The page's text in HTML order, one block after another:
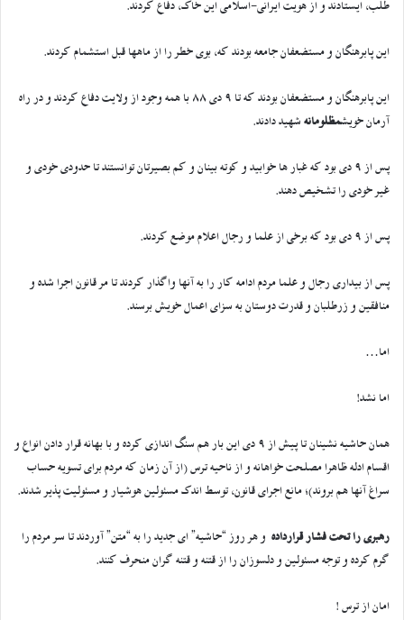
طلب، ایستادند و از هویت ایرانی-اسلامی این خاک، دفاع کردند.
این پابرهنگان و مستضعفان جامعه بودند که، بوی خطر را از ماهها قبل استشمام کردند.
این پابرهنگان و مستضعفان بودند که تا 9 دی 88 با همه وجود از ولایت دفاع کردند و در راه
آرمان خویشمظلومانه شهید دادند.
پس از 9 دی بود که غبار ها خوابید و کوته بینان و کم بصیرتان توانستند تا حدودی خودی و
غیر خودی را تشخیص دهند.
پس از 9 دی بود که برخی از علما و رجال اعلام موضع کردند.
پس از بیداری رجال و علما مردم ادامه کار را به آنها واگذار کردند تا مر قانون اجرا شده و
منافقین و زرطلبان و قدرت دوستان به سزای اعمال خویش برسند.
اما…
اما نشد!
همان حاشیه نشینان تا پیش از 9 دی این بار هم سنگ اندازی کرده و با بهانه قرار دادن انواع و
اقسام ادله ظاهرا مصلحت خواهانه و از ناحیه ترس (از آن زمان که مردم برای تسویه حساب
سراغ آنها هم بروند)؛ مانع اجرای قانون، توسط اندک مسئولین هوشیار و مسئولیت پذیر شدند.
رهبری را تحت فشار قرارداده و هر روز “حاشیه” ای جدید را به “متن” آوردند تا سر مردم را
گرم کرده و توجه مسئولین و دلسوزان را از قتنه و قتنه گران منحرف کنند.
امان از ترس !